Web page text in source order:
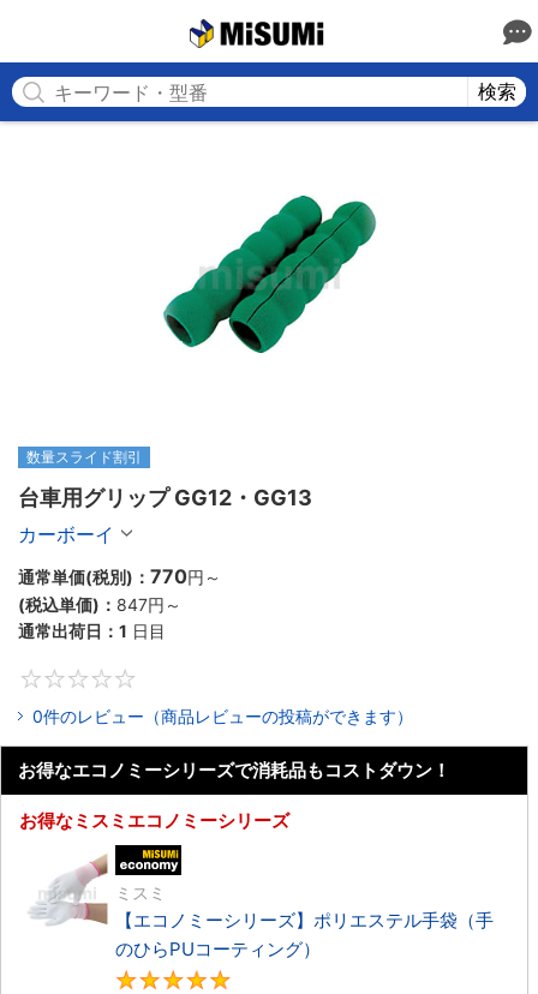
検索
数量スライド割引
台車用グリップ GG12・GG13
カーボーイ
通常単価(税別)： 770円 ～
(税込単価)： 847円 ～
通常出荷日： 1 日目
0件のレビュー（商品レビューの投稿ができます）
お得なエコノミーシリーズで消耗品もコストダウン！
お得なミスミエコノミーシリーズ
ミスミ
【エコノミーシリーズ】ポリエステル手袋（手
のひらPUコーティング）